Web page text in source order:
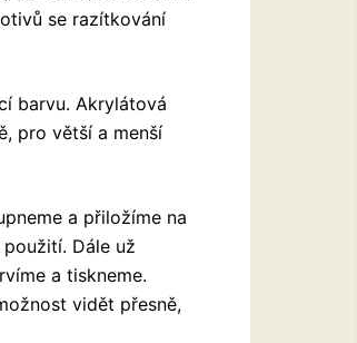
se razítkování
barvu. Akrylátová
pro větší a menší
a přiložíme na
Dále už
a tiskneme.
vidět přesně,